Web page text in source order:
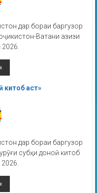
дар бораи баргузор
Ватани азизи
китоб аст»
дар бораи баргузор
субҳи доноӣ китоб